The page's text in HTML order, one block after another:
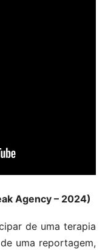
Agency – 2024)
de uma terapia
uma reportagem,